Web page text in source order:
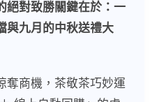
絕對致勝關鍵在於：一
與九月的中秋送禮大
奪商機，茶敬茶巧妙運